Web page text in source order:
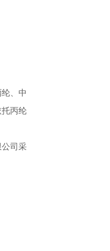
、中
丙纶
司采